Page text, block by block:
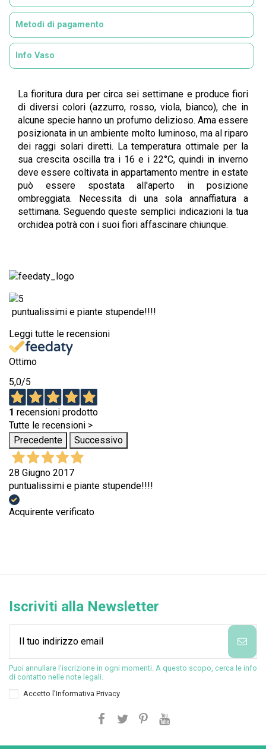
Metodi di pagamento
Info Vaso
La fioritura dura per circa sei settimane e produce fiori
di diversi colori (azzurro, rosso, viola, bianco), che in
alcune specie hanno un profumo delizioso. Ama essere
posizionata in un ambiente molto luminoso, ma al riparo
dei raggi solari diretti. La temperatura ottimale per la
sua crescita oscilla tra i 16 e i 22°C, quindi in inverno
deve essere coltivata in appartamento mentre in estate
può essere spostata all'aperto in posizione
ombreggiata. Necessita di una sola annaffiatura a
settimana. Seguendo queste semplici indicazioni la tua
orchidea potrà con i suoi fiori affascinare chiunque.
puntualissimi e piante stupende!!!!
Leggi tutte le recensioni
Ottimo
5,0/5
1 recensioni prodotto
Tutte le recensioni >
Precedente
Successivo
28 Giugno 2017
puntualissimi e piante stupende!!!!
Acquirente verificato
Iscriviti alla Newsletter
Puoi annullare l'iscrizione in ogni momenti. A questo scopo, cerca le info
di contatto nelle note legali.
Accetto l'Informativa Privacy